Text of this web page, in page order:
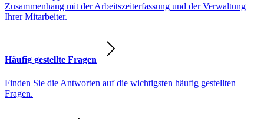
Zusammenhang mit der Arbeitszeiterfassung und der Verwaltung
Ihrer Mitarbeiter.
Häufig gestellte Fragen
Finden Sie die Antworten auf die wichtigsten häufig gestellten
Fragen.